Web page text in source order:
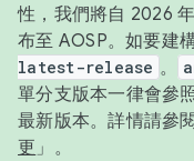
性，我們將自 2026
布至 AOSP。如要建
latest-release 。
單分支版本一律會參
最新版本。詳情請參
更 」。